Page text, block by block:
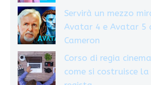
Servirà un mezzo
Avatar 4 e Avatar 5
Cameron
Corso di regia
come si costruisce